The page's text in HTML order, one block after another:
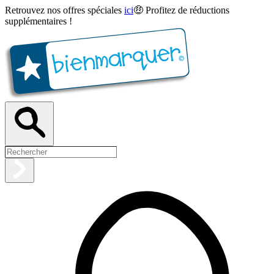
Retrouvez nos offres spéciales ici🤑 Profitez de réductions
supplémentaires !